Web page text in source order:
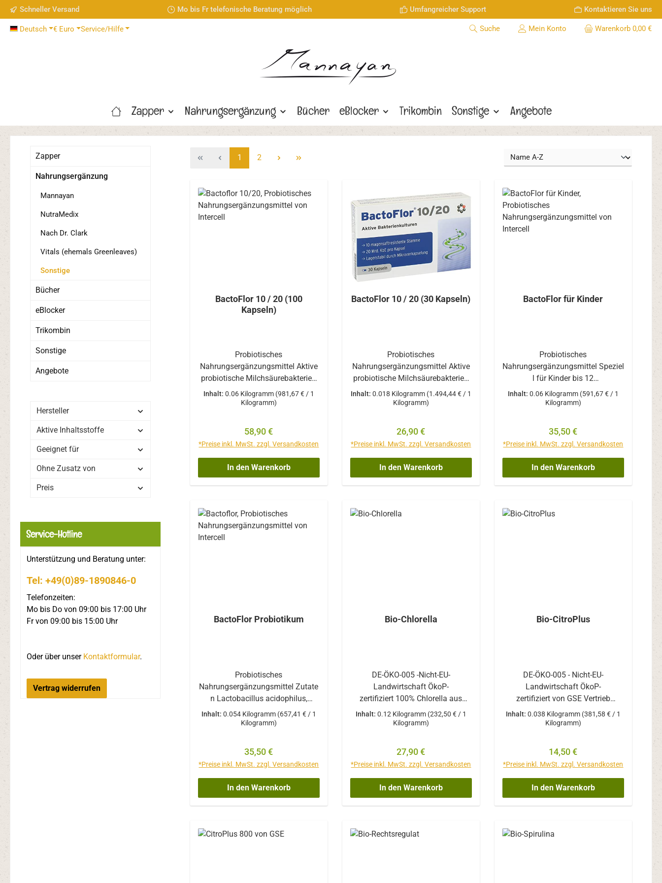
Hauptinhalt springen
Zur Suche springen
Zur Hauptnavigation springen
Schneller Versand Mo bis Fr telefonische Beratung möglich Umfangreicher Support Kontaktieren Sie uns
Deutsch € Euro Service/Hilfe Suche Mein Konto Warenkorb 0,00 €
Zapper Nahrungsergänzung Bücher eBlocker Trikombin Sonstige Angebote
Zapper
Nahrungsergänzung
Mannayan
NutraMedix
Nach Dr. Clark
Vitals (ehemals Greenleaves)
Sonstige
Bücher
eBlocker
Trikombin
Sonstige
Angebote
Hersteller
Aktive Inhaltsstoffe
Geeignet für
Ohne Zusatz von
Preis
Service-Hotline
Unterstützung und Beratung unter:
Tel: +49(0)89-1890846-0
Telefonzeiten:
Mo bis Do von 09:00 bis 17:00 Uhr
Fr von 09:00 bis 15:00 Uhr
Oder über unser Kontaktformular.
Vertrag widerrufen
Seite
1 Seite
2
BactoFlor 10 / 20 (100
Kapseln)
Probiotisches
Nahrungsergänzungsmittel Aktive
probiotische Milchsäurebakterien
mit einem hohen Anteil an
Bifidobakterien sowie dem
magensaftstabile Kulturen / 20
Mrd. KBE (koloniebildende
Einheiten) -Bifidobakterium
bifidum -Bifidobakterium
breve -Bifidobakterium
acidophilus -Lactobacillus
casei -Lactobacillus
delbruecki subsp. bulgaricus
Inhalt: 0.06 Kilogramm (981,67 € / 1
Kilogramm)
Regulärer Preis:
58,90 €
*Preise inkl. MwSt. zzgl. Versandkosten
In den Warenkorb
BactoFlor 10 / 20 (30 Kapseln)
Probiotisches
Nahrungsergänzungsmittel Aktive
probiotische Milchsäurebakterien
mit einem hohen Anteil an
Bifidobakterien sowie dem
magensaftstabile Kulturen / 20
Mrd. KBE (koloniebildende
Einheiten) -Bifidobakterium
bifidum -Bifidobakterium
breve -Bifidobakterium
acidophilus -Lactobacillus
Inhalt: 0.018 Kilogramm (1.494,44 € / 1
Kilogramm)
Regulärer Preis:
26,90 €
*Preise inkl. MwSt. zzgl. Versandkosten
In den Warenkorb
BactoFlor für Kinder
Probiotisches
Nahrungsergänzungsmittel Speziel
l für Kinder bis 12
Jahre Zutaten Ascorbinsäure
(Vitamin C)Maisstärke
Bifidobakterium infantis
Bifidobakterium longum
Lactobacillus acidophilus
Lactobacillus casei Lactobacillus
rhamnosus Streptococcus
Bakterien pro GrammInhalt: 60 g
Inhalt: 0.06 Kilogramm (591,67 € / 1
Kilogramm)
Regulärer Preis:
35,50 €
*Preise inkl. MwSt. zzgl. Versandkosten
In den Warenkorb
BactoFlor Probiotikum
Probiotisches
Nahrungsergänzungsmittel Zutate
n Lactobacillus acidophilus,
rhamnosus und
casei Bifidobacterium
C Maltodextrin Magnesiumstearat
BactoFlor enthält sechs Milliarden
KBE (koloniebildende Einheiten)
pro Kapsel. Das Produkt ist
gluten-, hefe- und lactosefrei und
Unverträglichkeit und für
Inhalt: 0.054 Kilogramm (657,41 € / 1
Kilogramm)
Regulärer Preis:
35,50 €
*Preise inkl. MwSt. zzgl. Versandkosten
In den Warenkorb
Bio-Chlorella
DE-ÖKO-005 -Nicht-EU-
Landwirtschaft ÖkoP-
zertifiziert 100% Chlorella aus
ökologischer Aquakultur Reich an
Vitaminen, Aminosäuren und
mgWissenswertes über die
Süßwasseralge Chlorella
pyrenoidosa Woher sie kommt Die
Süsswasseralge Chlorella
pyrenoidosa wächst in ländlichen
Asiens. Intensive direkte
Sonneneinstrahlung, ein
Inhalt: 0.12 Kilogramm (232,50 € / 1
Kilogramm)
Regulärer Preis:
27,90 €
*Preise inkl. MwSt. zzgl. Versandkosten
In den Warenkorb
Bio-CitroPlus
DE-ÖKO-005 - Nicht-EU-
Landwirtschaft ÖkoP-
zertifiziert von GSE Vertrieb
GmbH Grapefruit-Kern-
Extrakt Zutaten Maltodextrin*Acer
Siliciumdioxid * aus biologischem
Anbau Verzehrempfehlung: 3x
täglich 2 Tabletten mit genügend
Flüssigkeit verzehren. Die
angegebene empfohlene tägliche
überschritten werden.
Nahrungsergänzungsmittel sollten
Inhalt: 0.038 Kilogramm (381,58 € / 1
Kilogramm)
Regulärer Preis:
14,50 €
*Preise inkl. MwSt. zzgl. Versandkosten
In den Warenkorb